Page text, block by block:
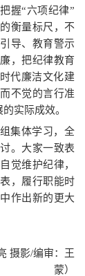
握“六项纪律”
衡量标尺，不
导、教育警示
，把纪律教育
代廉洁文化建
不觉的言行准
实际成效。
集体学习，全
。大家一致表
觉维护纪律，
，履行职能时
作出新的更大
摄影/编审：王
蒙）